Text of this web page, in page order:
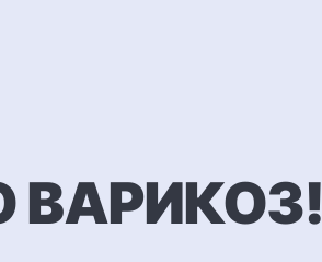
ВАРИКОЗ!